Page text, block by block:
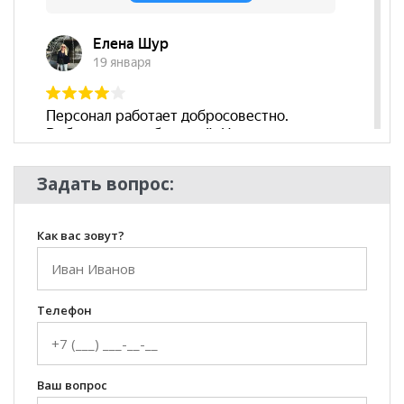
Задать вопрос:
Как вас зовут?
Телефон
Ваш вопрос